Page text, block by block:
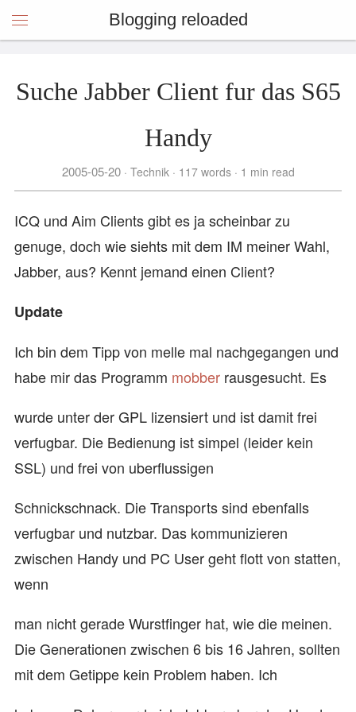
Blogging reloaded
Suche Jabber Client fur das S65
Handy
2005-05-20 Technik 117 words 1 min read
ICQ und Aim Clients gibt es ja scheinbar zu
genuge, doch wie siehts mit dem IM meiner Wahl,
Jabber, aus? Kennt jemand einen Client?
Update
Ich bin dem Tipp von melle mal nachgegangen und
habe mir das Programm mobber rausgesucht. Es
wurde unter der GPL lizensiert und ist damit frei
verfugbar. Die Bedienung ist simpel (leider kein
SSL) und frei von uberflussigen
Schnickschnack. Die Transports sind ebenfalls
verfugbar und nutzbar. Das kommunizieren
zwischen Handy und PC User geht flott von statten,
wenn
man nicht gerade Wurstfinger hat, wie die meinen.
Die Generationen zwischen 6 bis 16 Jahren, sollten
mit dem Getippe kein Problem haben. Ich